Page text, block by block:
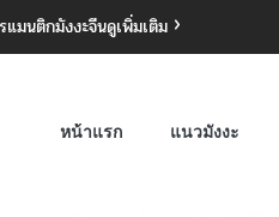
แมนติกมังงะจีนดูเพิ่มเติม
หน้าแรก แนวมังงะ